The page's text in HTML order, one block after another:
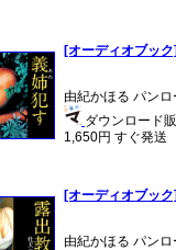
[オーディオブッ
由紀かほる パン
ダウンロード
1,650円 すぐ発送
[オーディオブッ
由紀かほる パン